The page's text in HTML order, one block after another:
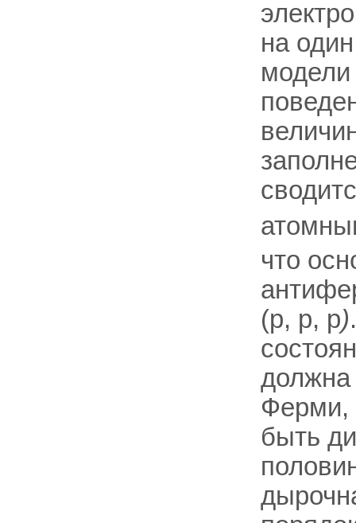
на
что
(p, p, p)
должна
Ферми,
быть